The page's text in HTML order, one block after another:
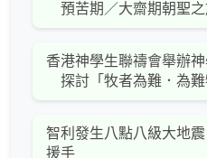
預苦期／大齋期朝聖之
香港神學生聯禱會舉辦神
探討「牧者為難．為難
智利發生八點八級大地
援手